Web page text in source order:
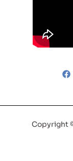
Copyright